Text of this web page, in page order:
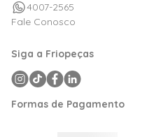
4007-2565
Fale Conosco
Siga a Friopeças
Formas de Pagamento